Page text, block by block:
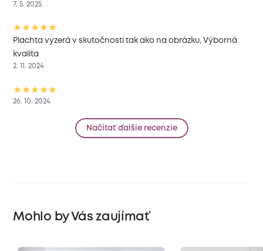
7. 5. 2025
Plachta vyzerá v skutočnosti tak ako na obrázku, Výborná
kvalita
2. 11. 2024
26. 10. 2024
Načítať ďalšie recenzie
Mohlo by Vás zaujímať